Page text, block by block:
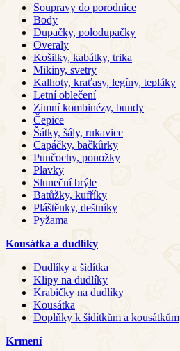
Soupravy do porodnice
Body
Dupačky, polodupačky
Overaly
Košilky, kabátky, trika
Mikiny, svetry
Kalhoty, kraťasy, legíny, tepláky
Letní oblečení
Zimní kombinézy, bundy
Čepice
Šátky, šály, rukavice
Capáčky, bačkůrky
Punčochy, ponožky
Plavky
Sluneční brýle
Batůžky, kufříky
Pláštěnky, deštníky
Pyžama
Kousátka a dudlíky
Dudlíky a šidítka
Klipy na dudlíky
Krabičky na dudlíky
Kousátka
Doplňky k šidítkům a kousátkům
Krmení